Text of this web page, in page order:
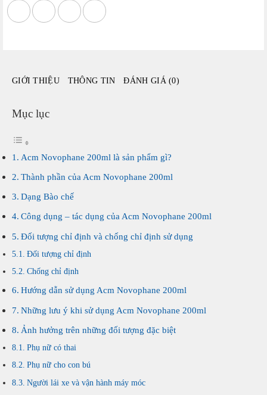
GIỚI THIỆU THÔNG TIN ĐÁNH GIÁ (0)
Mục lục
Acm Novophane 200ml là sản phẩm gì?
Thành phần của Acm Novophane 200ml
Dạng Bào chế
Công dụng – tác dụng của Acm Novophane 200ml
Đối tượng chỉ định và chống chỉ định sử dụng
Đối tượng chỉ định
Chống chỉ định
Hướng dẫn sử dụng Acm Novophane 200ml
Những lưu ý khi sử dụng Acm Novophane 200ml
Ảnh hưởng trên những đối tượng đặc biệt
Phụ nữ có thai
Phụ nữ cho con bú
Người lái xe và vận hành máy móc